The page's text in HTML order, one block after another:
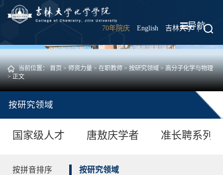
70年院庆 English 吉林大学 |
导航
当前位置：首页>师资力量>在职教师>按研究领域>高分子化学与物理
> 正文
按研究领域
国家级人才 唐敖庆学者 准长聘系列
按拼音排序 按研究领域